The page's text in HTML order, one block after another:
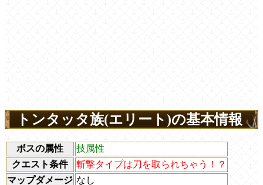
トンタッタ族(エリート)の基本情報
ボスの属性
技属性
クエスト条件
斬撃タイプは刀を取られちゃう！？
マップダメージ なし